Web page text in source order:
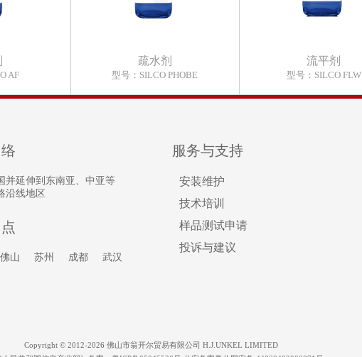
AF
疏水剂
型号：SILCO PHOBE
流平剂
型号：SILCO FLW
并延伸到东南亚、中亚等
沿线地区
佛山 苏州 成都 武汉
服务与支持
安装维护
技术培训
样品测试申请
投诉与建议
Copyright © 2012-2026 佛山市翁开尔贸易有限公司 H.J.UNKEL LIMITED